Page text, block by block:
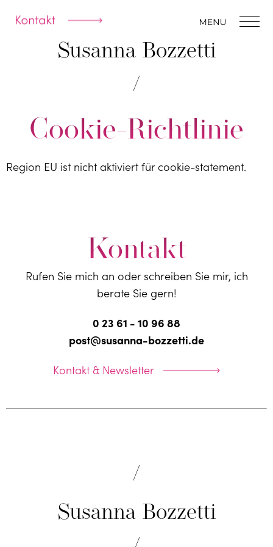
Susanna Bozzetti
Cookie-Richtlinie
Region EU ist nicht aktiviert für cookie-statement.
Kontakt
Rufen Sie mich an oder schreiben Sie mir, ich
berate Sie gern!
0 23 61 - 10 96 88
post@susanna-bozzetti.de
Kontakt & Newsletter
Susanna Bozzetti